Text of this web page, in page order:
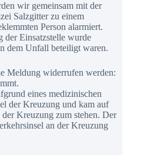
wir gemeinsam mit der
Salzgitter zu einem
Person alarmiert.
der Einsatzstelle wurde
dem Unfall beteiligt waren.
Meldung widerrufen werden:
eines medizinischen
der Kreuzung und kam auf
Kreuzung zum stehen. Der
an der Kreuzung